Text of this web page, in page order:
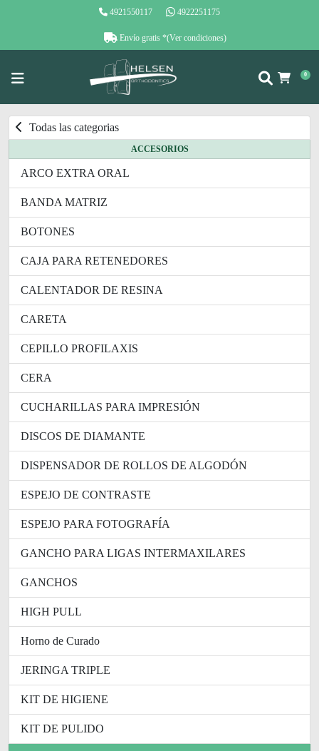
4921550117 4922251175
Envío gratis *(Ver condiciones)
0
Todas las categorias
ACCESORIOS
ARCO EXTRA ORAL
BANDA MATRIZ
BOTONES
CAJA PARA RETENEDORES
CALENTADOR DE RESINA
CARETA
CEPILLO PROFILAXIS
CERA
CUCHARILLAS PARA IMPRESIÓN
DISCOS DE DIAMANTE
DISPENSADOR DE ROLLOS DE ALGODÓN
ESPEJO DE CONTRASTE
ESPEJO PARA FOTOGRAFÍA
GANCHO PARA LIGAS INTERMAXILARES
GANCHOS
HIGH PULL
Horno de Curado
JERINGA TRIPLE
KIT DE HIGIENE
KIT DE PULIDO